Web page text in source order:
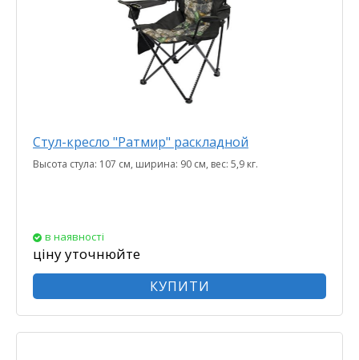
Стул-кресло "Ратмир" раскладной
Высота стула: 107 см, ширина: 90 см, вес: 5,9 кг.
в наявності
ціну уточнюйте
КУПИТИ